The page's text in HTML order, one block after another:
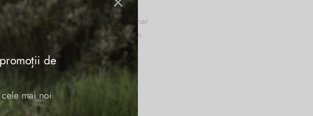
de
mai noi
pe captuseala ( port tableta, buzunar
antichizat, greutate 1,1kg. Made in